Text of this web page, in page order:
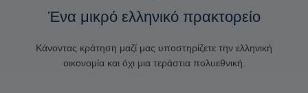
Ένα μικρό ελληνικό πρακτορείο
Κάνοντας κράτηση μαζί μας υποστηρίζετε την ελληνική
οικονομία και όχι μια τεράστια πολυεθνική.